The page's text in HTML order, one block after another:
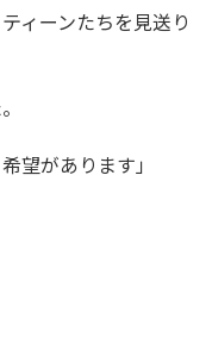
ィーンたちを見送り
望があります」